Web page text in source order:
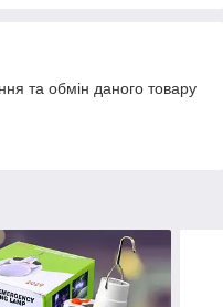
та обмін даного товару